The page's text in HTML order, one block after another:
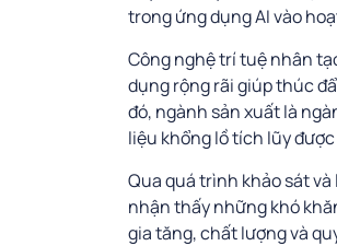
trong ứng dụng AI vào
Công nghệ trí tuệ nhân
dụng rộng rãi giúp thúc
đó, ngành sản xuất là
liệu khổng lồ tích lũy
Qua quá trình khảo sát
nhận thấy những khó
gia tăng, chất lượng và